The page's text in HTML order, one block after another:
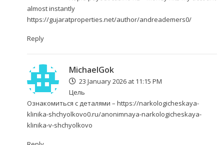
almost instantly
https://gujaratproperties.net/author/andreademers0/
Reply
MichaelGok
23 January 2026 at 11:15 PM
Цель
Ознакомиться с деталями – https://narkologicheskaya-
klinika-shchyolkovo0.ru/anonimnaya-narkologicheskaya-
klinika-v-shchyolkovo